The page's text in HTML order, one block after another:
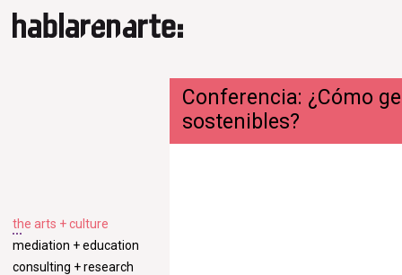
the arts + culture
mediation + education
consulting + research
Conferencia: ¿Cómo
sostenibles?